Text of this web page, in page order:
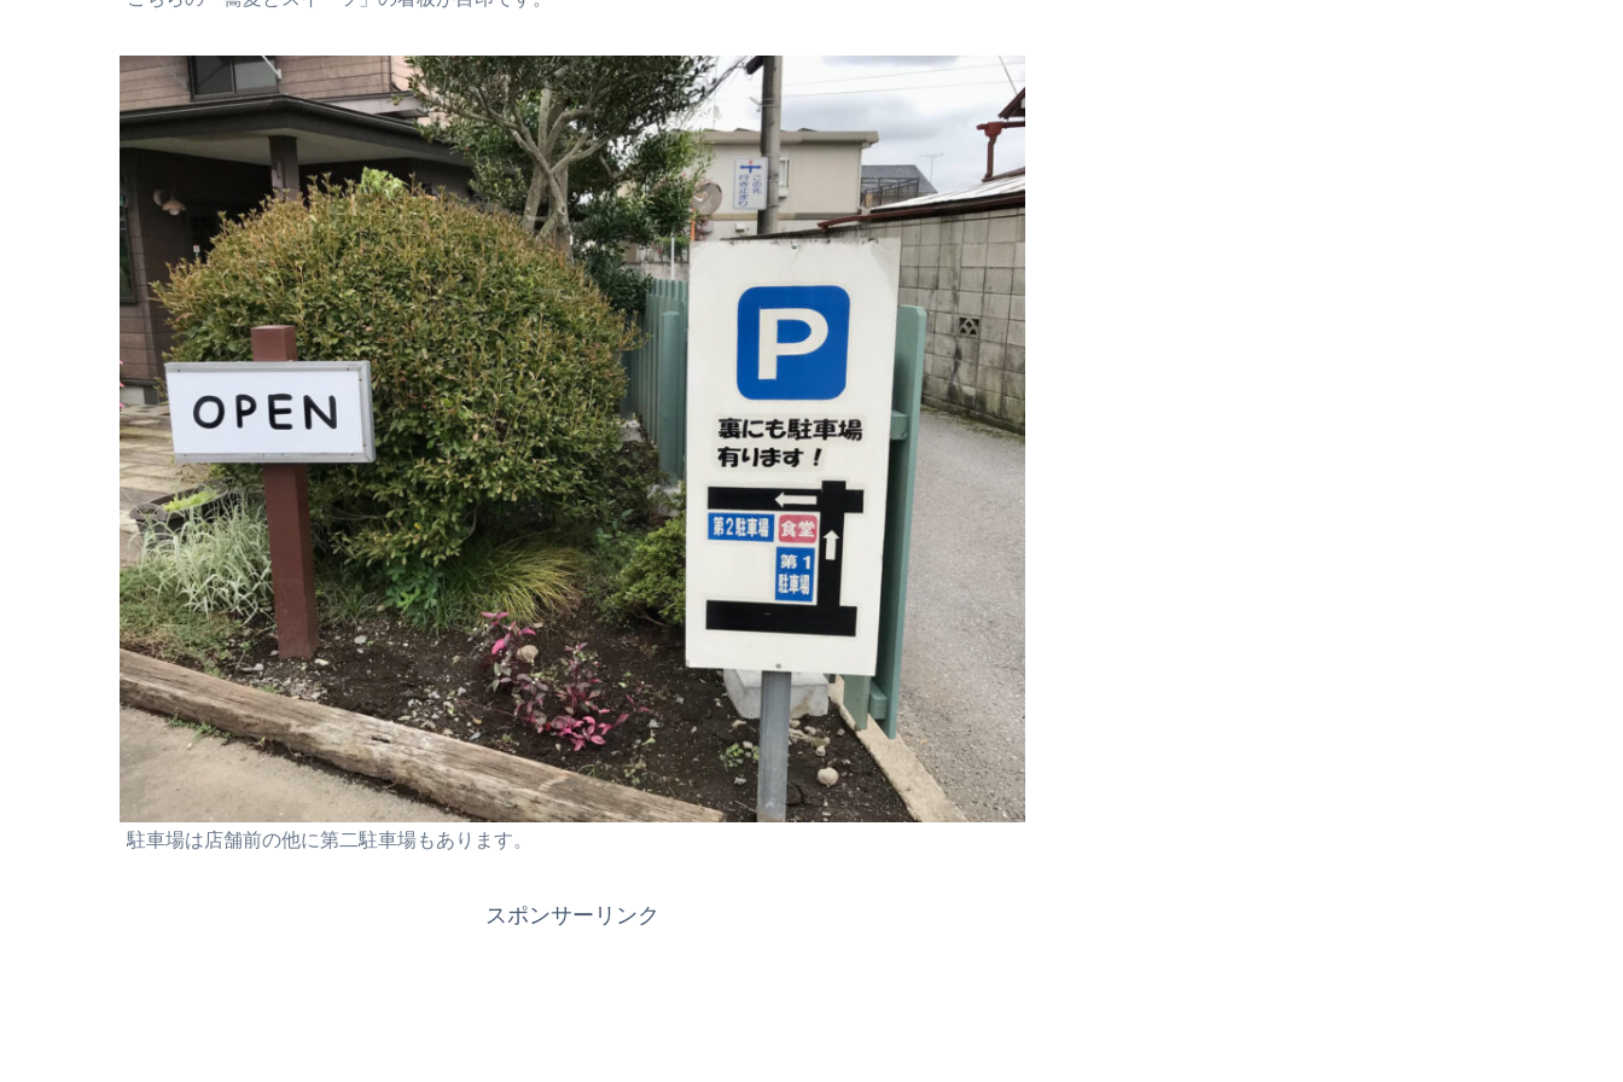
駐車場は店舗前の他に第二駐車場もあります。
スポンサーリンク